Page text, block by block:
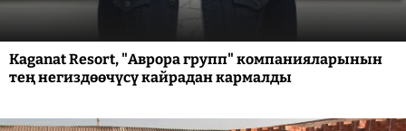
Kaganat Resort, "Аврора групп" компанияларынын
тең негиздөөчүсү кайрадан кармалды